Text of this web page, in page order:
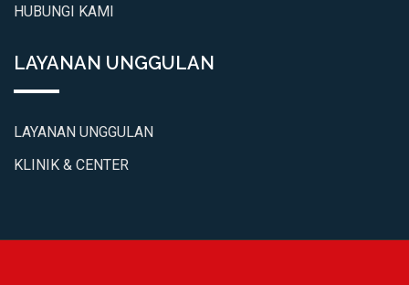
HUBUNGI KAMI
LAYANAN UNGGULAN
LAYANAN UNGGULAN
KLINIK & CENTER